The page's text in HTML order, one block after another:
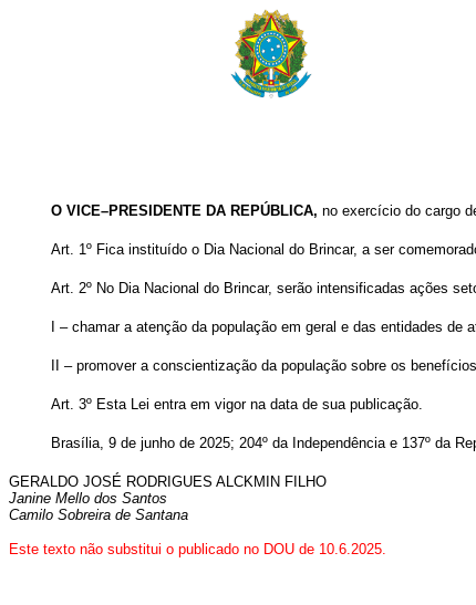
O VICE–PRESIDENTE DA REPÚBLICA, no exercício do cargo
Art. 1º Fica instituído o Dia Nacional do Brincar, a ser
Art. 2º No Dia Nacional do Brincar, serão intensificadas ações
I – chamar a atenção da população em geral e das entidades
II – promover a conscientização da população sobre os
Art. 3º Esta Lei entra em vigor na data de sua publicação.
Brasília, 9 de junho de 2025; 204º da Independência e 137º da
GERALDO JOSÉ RODRIGUES ALCKMIN FILHO
Janine Mello dos Santos
Camilo Sobreira de Santana
Este texto não substitui o publicado no DOU de 10.6.2025.